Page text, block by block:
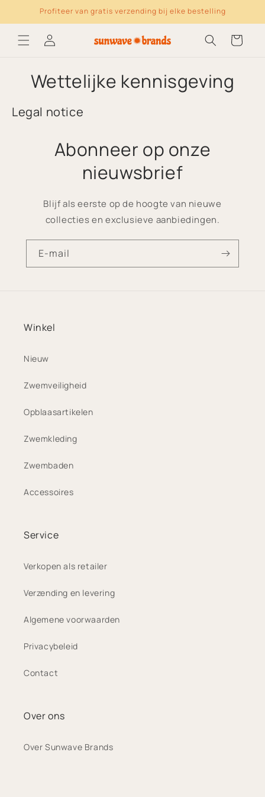
Meteen naar deProfiteer van gratis verzending bij elke bestelling
Log
in
Winkelwagen
Wettelijke kennisgeving
Legal notice
Abonneer op onze
nieuwsbrief
Blijf als eerste op de hoogte van nieuwe
collecties en exclusieve aanbiedingen.
E‑mail
Winkel
Nieuw
Zwemveiligheid
Opblaasartikelen
Zwemkleding
Zwembaden
Accessoires
Service
Verkopen als retailer
Verzending en levering
Algemene voorwaarden
Privacybeleid
Contact
Over ons
Over Sunwave Brands